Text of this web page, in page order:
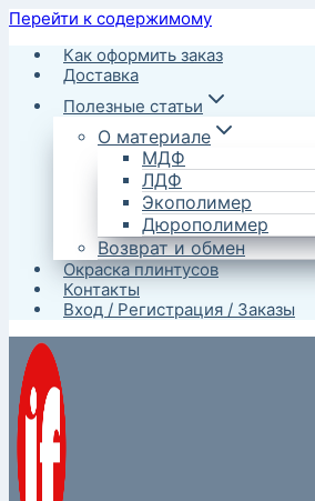
Перейти к содержимому
Как оформить заказ
Доставка
Полезные статьи
О материале
МДФ
ЛДФ
Экополимер
Дюрополимер
Возврат и обмен
Окраска плинтусов
Контакты
Вход / Регистрация / Заказы